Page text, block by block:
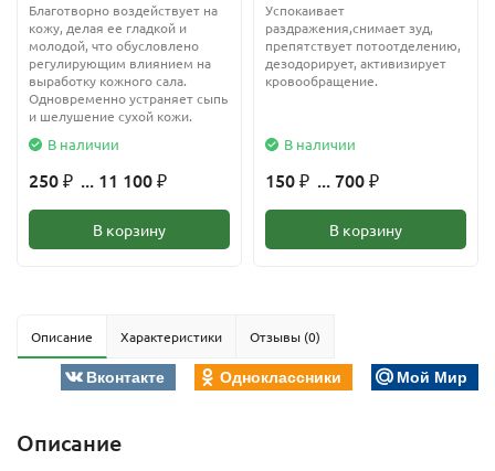
Благотворно воздействует на
кожу, делая ее гладкой и
молодой, что обусловлено
регулирующим влиянием на
выработку кожного сала.
Одновременно устраняет сыпь
и шелушение сухой кожи.
В наличии
250 ₽ ... 11 100 ₽
В корзину
Успокаивает
раздражения,снимает зуд,
препятствует потоотделению,
дезодорирует, активизирует
кровообращение.
В наличии
150 ₽ ... 700 ₽
В корзину
Описание Характеристики Отзывы (0)
Вконтакте Одноклассники Мой Мир
Описание